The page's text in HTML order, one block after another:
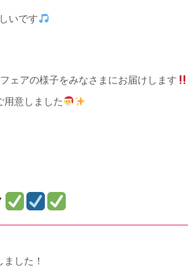
いです
ェアの様子をみなさまにお届けします
用意しました
した！